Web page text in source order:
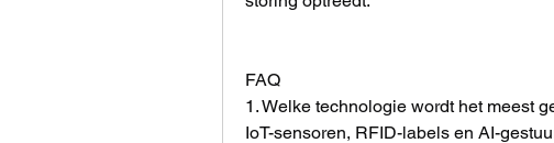
FAQ
1. Welke technologie wordt het meest
IoT-sensoren, RFID-labels en AI-